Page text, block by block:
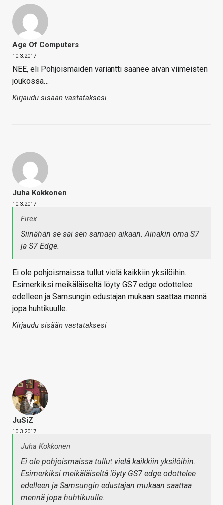
Age Of Computers
10.3.2017
NEE, eli Pohjoismaiden variantti saanee aivan viimeisten
joukossa…
Kirjaudu sisään vastataksesi
Juha Kokkonen
10.3.2017
Firex
Siinähän se sai sen samaan aikaan. Ainakin oma S7
ja S7 Edge.
Ei ole pohjoismaissa tullut vielä kaikkiin yksilöihin.
Esimerkiksi meikäläiseltä löyty GS7 edge odottelee
edelleen ja Samsungin edustajan mukaan saattaa mennä
jopa huhtikuulle.
Kirjaudu sisään vastataksesi
JuSiZ
10.3.2017
Juha Kokkonen
Ei ole pohjoismaissa tullut vielä kaikkiin yksilöihin.
Esimerkiksi meikäläiseltä löyty GS7 edge odottelee
edelleen ja Samsungin edustajan mukaan saattaa
mennä jopa huhtikuulle.